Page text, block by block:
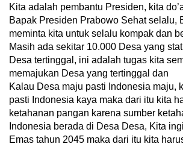
Kita adalah pembantu Presiden, kita
Bapak Presiden Prabowo Sehat selalu,
meminta kita untuk selalu kompak dan
Masih ada sekitar 10.000 Desa yang
Desa tertinggal, ini adalah tugas kita
memajukan Desa yang tertinggal dan
Kalau Desa maju pasti Indonesia maju,
pasti Indonesia kaya maka dari itu kita
ketahanan pangan karena sumber
Indonesia berada di Desa Desa, Kita
Emas tahun 2045 maka dari itu kita